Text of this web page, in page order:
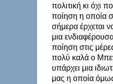
πολιτική κι όχι
ποίηση η οποία
σήμερα έρχεται
μια
ποίηση στις
πολύ καλά ο
υπάρχει μια
μας η οποία όμως